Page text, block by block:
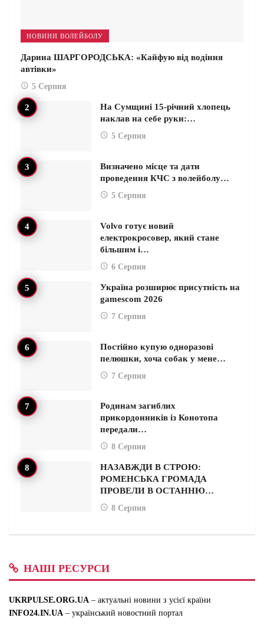
НОВИНИ ВОЛЕЙБОЛУ
Дарина ШАРГОРОДСЬКА: «Кайфую від водіння
автівки»
5 Серпня
На Сумщині 15-річний хлопець
наклав на себе руки:…
5 Серпня
Визначено місце та дати
проведення КЧС з волейболу…
5 Серпня
Volvo готує новий
електрокросовер, який стане
більшим і…
6 Серпня
Україна розширює присутність на
gamescom 2026
7 Серпня
Постійно купую одноразові
пелюшки, хоча собак у мене…
7 Серпня
Родинам загиблих
прикордонників із Конотопа
передали…
8 Серпня
НАЗАВЖДИ В СТРОЮ:
РОМЕНСЬКА ГРОМАДА
ПРОВЕЛИ В ОСТАННЮ…
8 Серпня
НАШІ РЕСУРСИ
UKRPULSE.ORG.UA – актуальні новини з усієї країни
INFO24.IN.UA – український новостний портал